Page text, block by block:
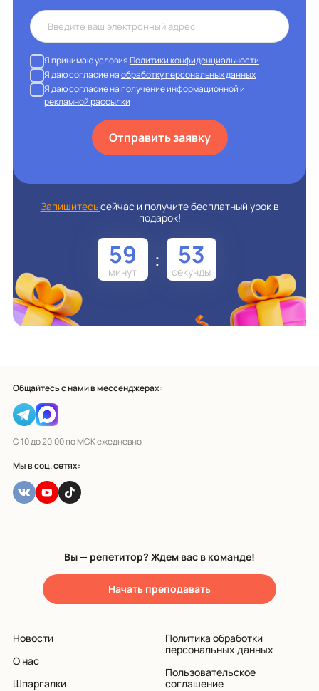
Я принимаю условияПолитики конфиденциальности
Я даю согласие наобработку персональных данных
Я даю согласие наполучение информационной и
рекламной рассылки
Отправить заявку
Запишитесьсейчас и получите бесплатный урок в
подарок!
59 : 52
Общайтесь с нами в мессенджерах:
С 10 до 20.00 по МСК ежедневно
Мы в соц. сетях:
Вы — репетитор? Ждем вас в команде!
Начать преподавать
Новости
О нас
Шпаргалки
Политика обработки
персональных данных
Пользовательское
соглашение